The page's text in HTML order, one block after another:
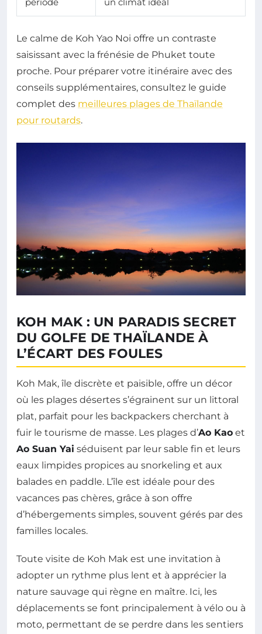
Le calme de Koh Yao Noi offre un contraste
saisissant avec la frénésie de Phuket toute
proche. Pour préparer votre itinéraire avec des
conseils supplémentaires, consultez le guide
complet des meilleures plages de Thaïlande
pour routards.
KOH MAK : UN PARADIS SECRET
DU GOLFE DE THAÏLANDE À
L’ÉCART DES FOULES
Koh Mak, île discrète et paisible, offre un décor
où les plages désertes s’égrainent sur un littoral
plat, parfait pour les backpackers cherchant à
fuir le tourisme de masse. Les plages d’Ao Kao et
Ao Suan Yai séduisent par leur sable fin et leurs
eaux limpides propices au snorkeling et aux
balades en paddle. L’île est idéale pour des
vacances pas chères, grâce à son offre
d’hébergements simples, souvent gérés par des
familles locales.
Toute visite de Koh Mak est une invitation à
adopter un rythme plus lent et à apprécier la
nature sauvage qui règne en maître. Ici, les
déplacements se font principalement à vélo ou à
moto, permettant de se perdre dans les sentiers